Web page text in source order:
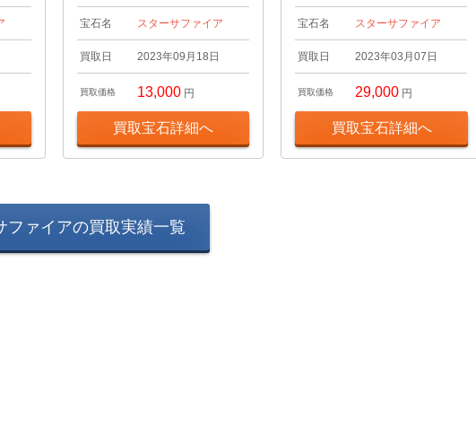
宝石名 スターサファイア
買取日 2023年09月18日
買取価格 13,000 円
買取宝石詳細へ
宝石名 スターサファイア
買取日 2023年03月07日
買取価格 29,000 円
買取宝石詳細へ
ファイアの買取実績一覧